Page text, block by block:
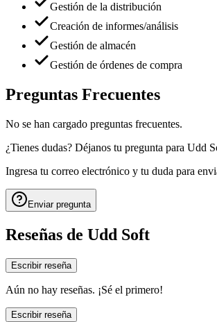
Gestión de la distribución
Creación de informes/análisis
Gestión de almacén
Gestión de órdenes de compra
Preguntas Frecuentes
No se han cargado preguntas frecuentes.
¿Tienes dudas? Déjanos tu pregunta para Udd
Ingresa tu correo electrónico y tu duda para
Enviar pregunta
Reseñas de Udd Soft
Escribir reseña
Aún no hay reseñas. ¡Sé el primero!
Escribir reseña